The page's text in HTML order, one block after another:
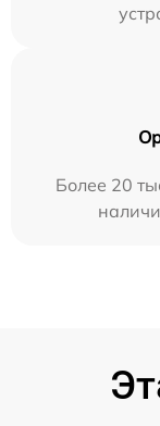
Более 20